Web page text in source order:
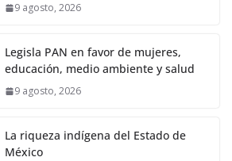
9 agosto, 2026
Legisla PAN en favor de mujeres,
educación, medio ambiente y salud
9 agosto, 2026
La riqueza indígena del Estado de
México